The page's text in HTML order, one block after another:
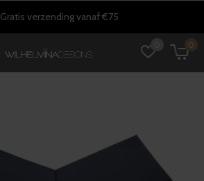
0
Gratis verzending vanaf €75